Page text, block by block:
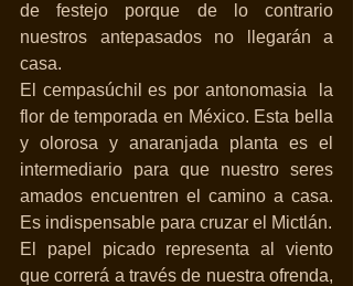
de festejo porque de lo contrario
nuestros antepasados no llegarán a
casa.
El cempasúchil es por antonomasia  la
flor de temporada en México. Esta bella
y olorosa y anaranjada planta es el
intermediario para que nuestro seres
amados encuentren el camino a casa.
El papel picado representa al viento
que correrá a través de nuestra ofrenda,